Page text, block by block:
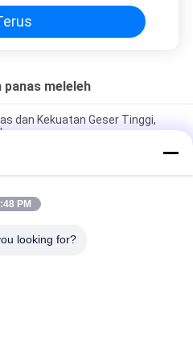
meleleh
dan Kekuatan Geser Tinggi,
Geser Tinggi, Lem
Dengan PE Film Bonding Hot
PM
looking for?